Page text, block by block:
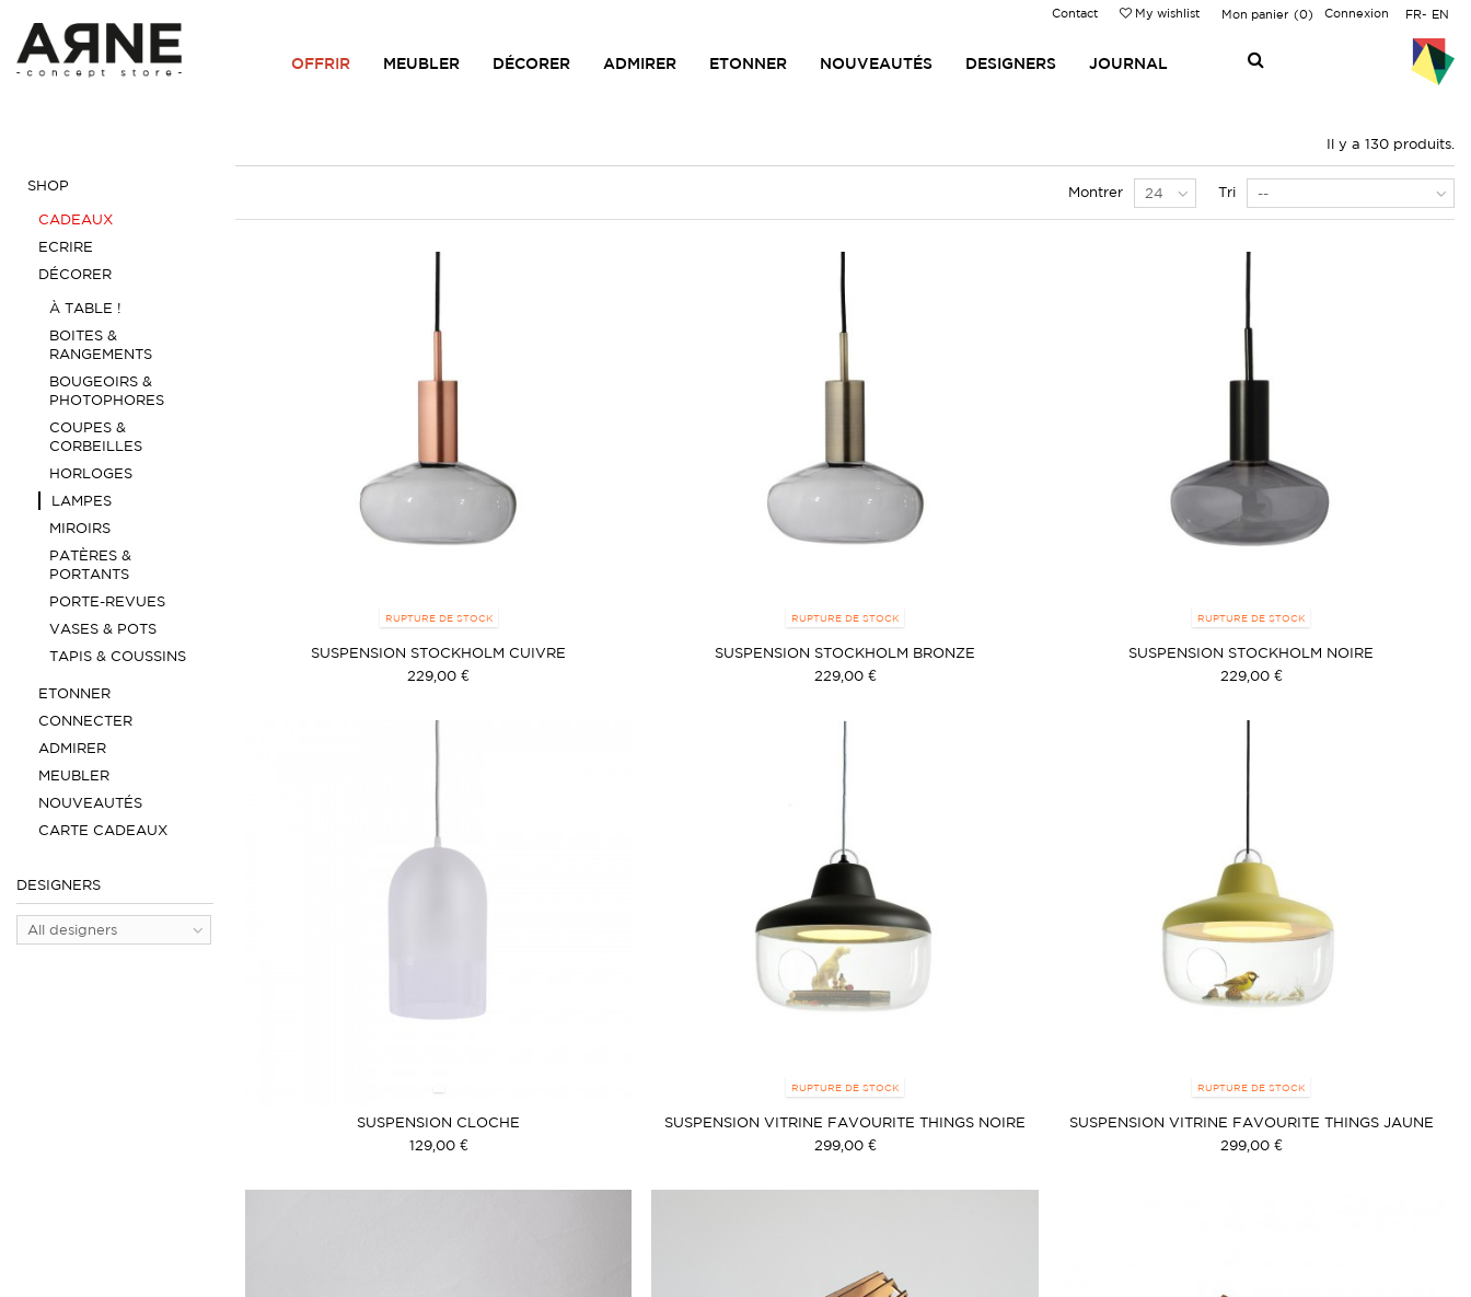
FR EN
Connexion
Mon panier 0
My wishlist
Contact
OFFRIR MEUBLER DÉCORER ADMIRER ETONNER NOUVEAUTÉS DESIGNERS JOURNAL
SHOP
CADEAUX
ECRIRE
DÉCORER
À TABLE !
BOITES &
RANGEMENTS
BOUGEOIRS &
PHOTOPHORES
COUPES &
CORBEILLES
HORLOGES
LAMPES
MIROIRS
PATÈRES &
PORTANTS
PORTE-REVUES
VASES & POTS
TAPIS & COUSSINS
ETONNER
CONNECTER
ADMIRER
MEUBLER
NOUVEAUTÉS
CARTE CADEAUX
DESIGNERS
All designers
Il y a 130 produits.
Tri --
Montrer 24
RUPTURE DE STOCK
SUSPENSION STOCKHOLM CUIVRE
229,00 €
RUPTURE DE STOCK
SUSPENSION STOCKHOLM BRONZE
229,00 €
RUPTURE DE STOCK
SUSPENSION STOCKHOLM NOIRE
229,00 €
SUSPENSION CLOCHE
129,00 €
RUPTURE DE STOCK
SUSPENSION VITRINE FAVOURITE THINGS NOIRE
299,00 €
RUPTURE DE STOCK
SUSPENSION VITRINE FAVOURITE THINGS JAUNE
299,00 €